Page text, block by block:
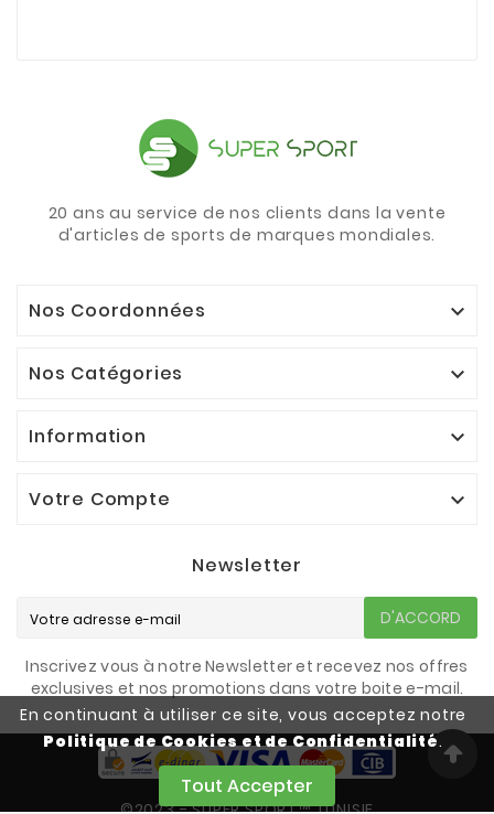
En continuant à utiliser ce site, vous acceptez notre
Politique de Cookies et de Confidentialité.
Tout Accepter
20 ans au service de nos clients dans la vente
d'articles de sports de marques mondiales.
Nos Coordonnées 
Nos Catégories 
Information 
Votre Compte 
Newsletter
D'ACCORD
Inscrivez vous à notre Newsletter et recevez nos offres
exclusives et nos promotions dans votre boite e-mail.